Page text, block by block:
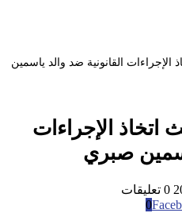
الإجراءات القانونية ضد والد ياسمين
اتخاذ الإجراءات
صبري
0 تعليقات
0